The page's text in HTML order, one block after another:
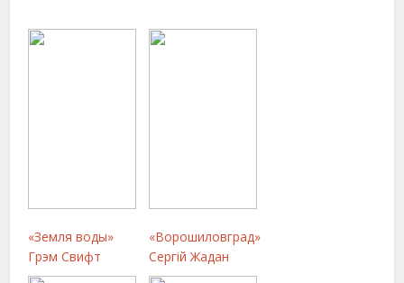
«Земля воды»
Грэм Свифт
«Ворошиловград»
Сергій Жадан